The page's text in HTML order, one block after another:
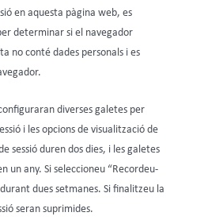
en aquesta pàgina web, es
determinar si el navegador
no conté dades personals i es
diverses galetes per
i les opcions de visualització de
sessió duren dos dies, i les galetes
un any. Si seleccioneu “Recordeu-
dues setmanes. Si finalitzeu la
seran suprimides.